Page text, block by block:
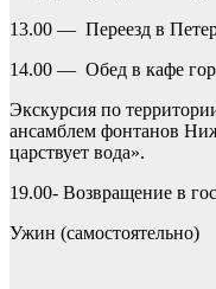
13.00 — Переезд в
14.00 — Обед в кафе
Экскурсия по
ансамблем фонтанов
царствует вода».
19.00- Возвращение в
Ужин (самостоятельно)